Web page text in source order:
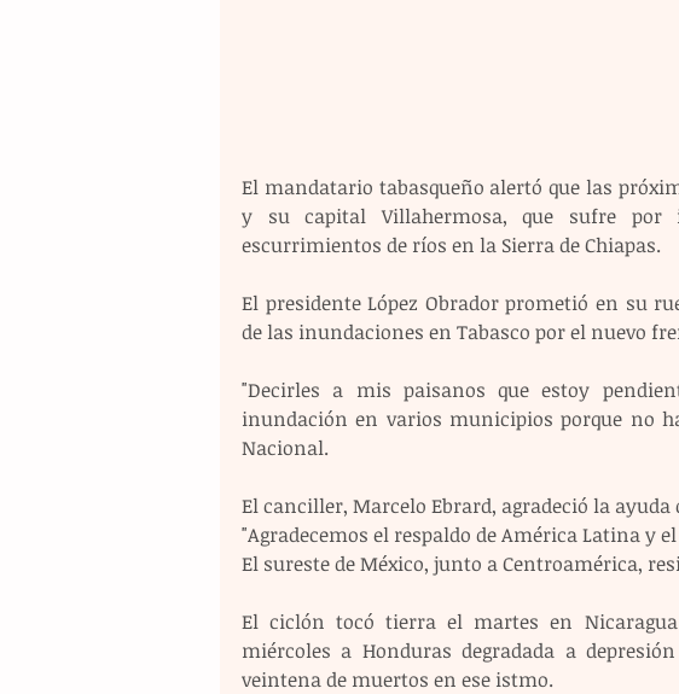
El mandatario tabasqueño alertó que las
y su capital Villahermosa, que sufre por
escurrimientos de ríos en la Sierra de Chiapas.
El presidente López Obrador prometió en su
de las inundaciones en Tabasco por el nuevo
"Decirles a mis paisanos que estoy
inundación en varios municipios porque no
Nacional.
El canciller, Marcelo Ebrard, agradeció la
"Agradecemos el respaldo de América Latina y
El sureste de México, junto a Centroamérica,
El ciclón tocó tierra el martes en
miércoles a Honduras degradada a
veintena de muertos en ese istmo.